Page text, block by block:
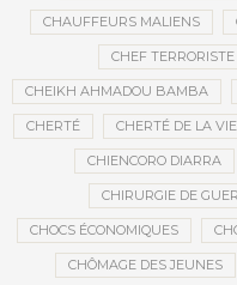
CHAUFFEURS MALIENS
CHEF TERRORISTE
CHEIKH AHMADOU BAMBA
CHERTÉ CHERTÉ DE LA VIE
CHIENCORO DIARRA
CHIRURGIE DE
CHOCS ÉCONOMIQUES
CHÔMAGE DES JEUNES